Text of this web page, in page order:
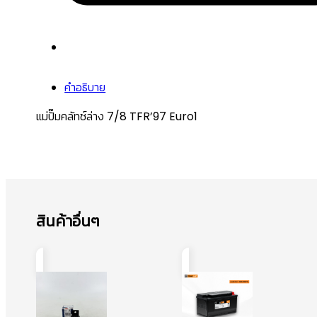
คำอธิบาย
แม่ปั๊มคลัทช์ล่าง 7/8 TFR’97 Euro1
สินค้าอื่นๆ